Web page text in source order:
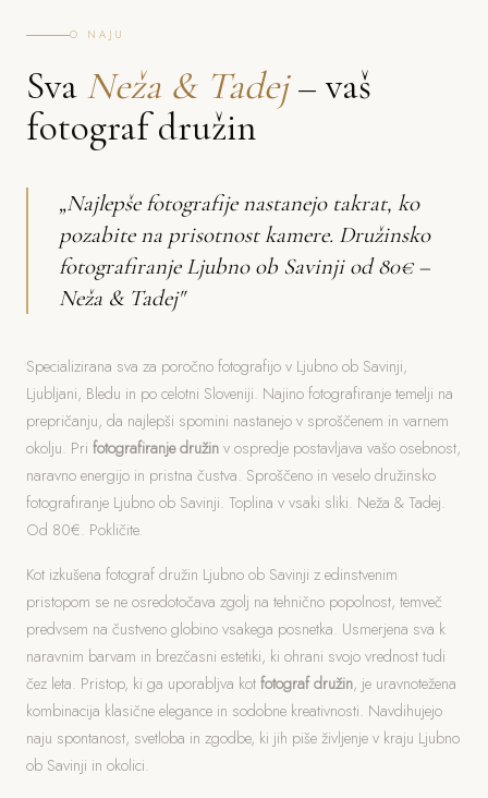
O NAJU
Sva Neža & Tadej– vaš
fotograf družin
„Najlepše fotografije nastanejo takrat, ko
pozabite na prisotnost kamere. Družinsko
fotografiranje Ljubno ob Savinji od 80€ –
Neža & Tadej"
Specializirana sva za poročno fotografijo v Ljubno ob Savinji,
Ljubljani, Bledu in po celotni Sloveniji. Najino fotografiranje temelji na
prepričanju, da najlepši spomini nastanejo v sproščenem in varnem
okolju. Pri fotografiranje družin v ospredje postavljava vašo osebnost,
naravno energijo in pristna čustva. Sproščeno in veselo družinsko
fotografiranje Ljubno ob Savinji. Toplina v vsaki sliki. Neža & Tadej.
Od 80€. Pokličite.
Kot izkušena fotograf družin Ljubno ob Savinji z edinstvenim
pristopom se ne osredotočava zgolj na tehnično popolnost, temveč
predvsem na čustveno globino vsakega posnetka. Usmerjena sva k
naravnim barvam in brezčasni estetiki, ki ohrani svojo vrednost tudi
čez leta. Pristop, ki ga uporabljva kot fotograf družin, je uravnotežena
kombinacija klasične elegance in sodobne kreativnosti. Navdihujejo
naju spontanost, svetloba in zgodbe, ki jih piše življenje v kraju Ljubno
ob Savinji in okolici.